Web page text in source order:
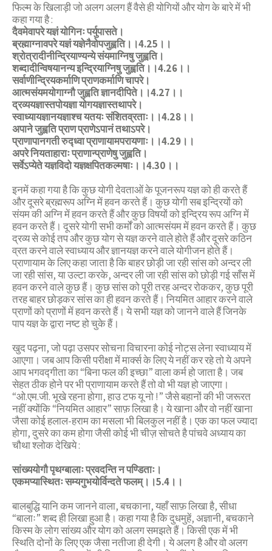
फिल्म के खिलाड़ी जो अलग अलग हैं वैसे ही योगियों और योग के बारे में भी
कहा गया है :
दैवमेवापरे यज्ञं योगिनः पर्युपासते।
ब्रह्माग्नावपरे यज्ञं यज्ञेनैवोपजुह्वति।।4.25।।
श्रोत्रादीनीन्द्रियाण्यन्ये संयमाग्निषु जुह्वति।
शब्दादीन्विषयानन्य इन्द्रियाग्निषु जुह्वति।।4.26।।
सर्वाणीन्द्रियकर्माणि प्राणकर्माणि चापरे।
आत्मसंयमयोगाग्नौ जुह्वति ज्ञानदीपिते।।4.27।।
द्रव्ययज्ञास्तपोयज्ञा योगयज्ञास्तथापरे।
स्वाध्यायज्ञानयज्ञाश्च यतयः संशितव्रताः।।4.28।।
अपाने जुह्वति प्राण प्राणेऽपानं तथाऽपरे।
प्राणापानगती रुद्ध्वा प्राणायामपरायणाः।।4.29।।
अपरे नियताहाराः प्राणान्प्राणेषु जुह्वति।
सर्वेऽप्येते यज्ञविदो यज्ञक्षपितकल्मषाः।।4.30।।
इनमें कहा गया है कि कुछ योगी देवताओं के पूजनरूप यज्ञ को ही करते हैं
और दूसरे ब्रह्मरूप अग्नि में हवन करते हैं। कुछ योगी सब इन्द्रियों को
संयम की अग्नि में हवन करते हैं और कुछ विषयों को इन्द्रिय रूप अग्नि में
हवन करते हैं। दूसरे योगी सभी कर्मों को आत्मसंयम में हवन करते हैं। कुछ
द्रव्य से कोई तप और कुछ योग से यज्ञ करने वाले होते हैं और दूसरे कठिन
व्रत करने वाले स्वाध्याय और ज्ञानयज्ञ करने वाले योगीजन होते हैं।
प्राणायाम के लिए कहा जाता है कि बाहर छोड़ी जा रही सांस को अन्दर ली
जा रही सांस, या उल्टा करके, अन्दर ली जा रही सांस को छोड़ी गई साँस में
हवन करने वाले कुछ हैं। कुछ सांस को पूरी तरह अन्दर रोककर, कुछ पूरी
तरह बाहर छोड़कर सांस का ही हवन करते हैं। नियमित आहार करने वाले
प्राणों को प्राणों में हवन करते हैं। ये सभी यज्ञ को जानने वाले हैं जिनके
पाप यज्ञ के द्वारा नष्ट हो चुके हैं।
खुद पढ़ना, जो पढ़ा उसपर सोचना विचारना कोई नोट्स लेना स्वाध्याय में
आएगा। जब आप किसी परीक्षा में मार्क्स के लिए ये नहीं कर रहे तो ये अपने
आप भगवद्गीता का “बिना फल की इच्छा” वाला कर्म हो जाता है। जब
सेहत ठीक होने पर भी प्राणायाम करते हैं तो वो भी यज्ञ हो जाएगा।
“ओ.एम.जी. भूखे रहना होगा, हाउ टफ यू नो !” जैसे बहानों की भी जरूरत
नहीं क्योंकि “नियमित आहार” साफ़ लिखा है। ये खाना और वो नहीं खाना
जैसा कोई हलाल-हराम का मसला भी बिलकुल नहीं है। एक का फल ज्यादा
होगा, दुसरे का कम होगा जैसी कोई भी चीज़ सोचते है पांचवे अध्याय का
चौथा श्लोक देखिये :
सांख्ययोगौ पृथग्बालाः प्रवदन्ति न पण्डिताः।
एकमप्यास्थितः सम्यगुभयोर्विन्दते फलम्।।5.4।।
बालबुद्धि यानि कम जानने वाला, बचकाना, यहाँ साफ़ लिखा है, सीधा
“बालाः” शब्द ही लिखा हुआ है। कहा गया है कि दुधमुहें, अज्ञानी, बचकाने
किस्म के लोग सांख्य और योग को अलग समझते हैं। किसी एक में भी
स्थिति दोनों के लिए एक जैसा नतीजा ही देगी। ये अलग है और वो अलग